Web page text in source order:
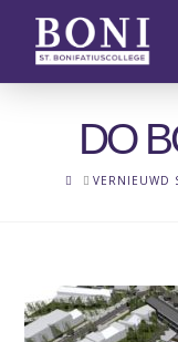
DO
HOME
VERNIEUWD